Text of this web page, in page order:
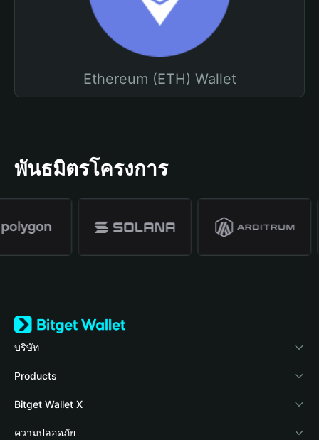
Ethereum (ETH) Wallet
พันธมิตรโครงการ
บริษัท
เกี่ยวกับ Bitget Wallet
Blog
Academy
Products
Crypto Card
Stablecoin Earn
Bitget Wallet X
นักพัฒนา
ความปลอดภัย